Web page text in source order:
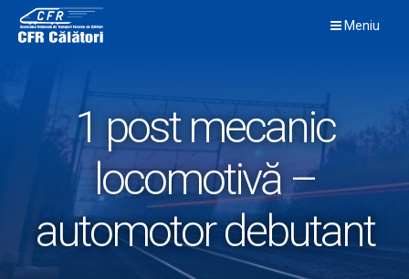
content
Meniu
1 post mecanic
locomotivă –
automotor debutant